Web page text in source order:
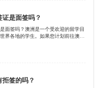
证是面签吗？
面签吗？澳洲是一个受欢迎的留学目
界各地的学生。如果您计划前往澳洲
拒签的吗？